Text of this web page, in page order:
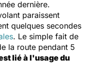
dernière.
paraissent
quelques secondes
. Le simple fait de
la route pendant 5
lié à l'usage du